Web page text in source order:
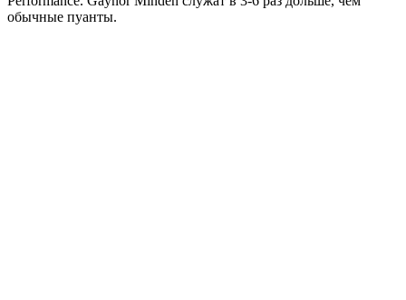
обычные пуанты.